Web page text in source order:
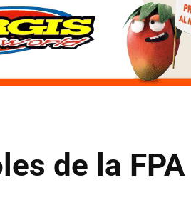
de la FPA